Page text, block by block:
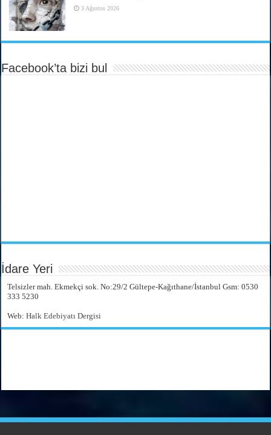
3 Ağustos 2026
Facebook’ta bizi bul
İdare Yeri
Telsizler mah. Ekmekçi sok. No:29/2 Gültepe-Kağıthane/İstanbul Gsm: 0530
333 5230
Web:Halk Edebiyatı Dergisi